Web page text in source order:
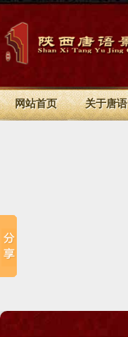
网站首页 关于唐语